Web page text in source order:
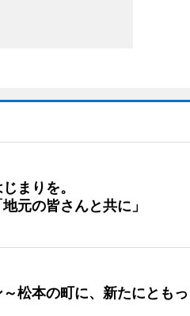
まりを。
元の皆さんと共に」
松本の町に、新たにともっ